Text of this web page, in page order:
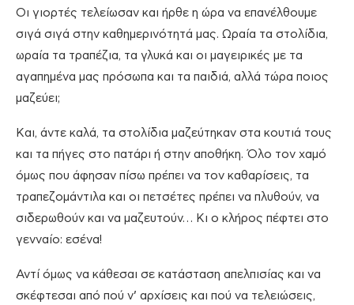
Οι γιορτές τελείωσαν και ήρθε η ώρα να επανέλθουμε
σιγά σιγά στην καθημερινότητά μας. Ωραία τα στολίδια,
ωραία τα τραπέζια, τα γλυκά και οι μαγειρικές με τα
αγαπημένα μας πρόσωπα και τα παιδιά, αλλά τώρα ποιος
μαζεύει;
Και, άντε καλά, τα στολίδια μαζεύτηκαν στα κουτιά τους
και τα πήγες στο πατάρι ή στην αποθήκη. Όλο τον χαμό
όμως που άφησαν πίσω πρέπει να τον καθαρίσεις, τα
τραπεζομάντιλα και οι πετσέτες πρέπει να πλυθούν, να
σιδερωθούν και να μαζευτούν… Κι ο κλήρος πέφτει στο
γενναίο: εσένα!
Αντί όμως να κάθεσαι σε κατάσταση απελπισίας και να
σκέφτεσαι από πού ν’ αρχίσεις και πού να τελειώσεις,